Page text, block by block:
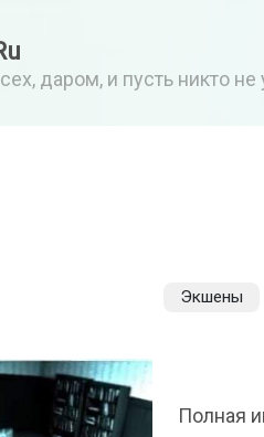
даром, и пусть никто
Экшены
Полная